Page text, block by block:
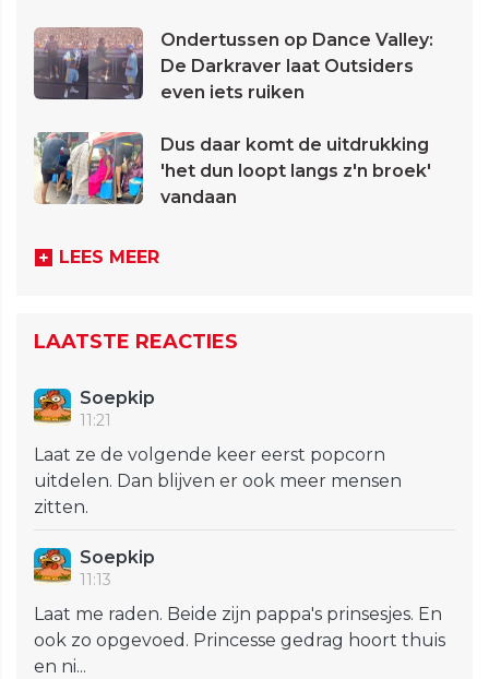
Ondertussen op Dance Valley:
De Darkraver laat Outsiders
even iets ruiken
Dus daar komt de uitdrukking
'het dun loopt langs z'n broek'
vandaan
LEES MEER
LAATSTE REACTIES
Soepkip
11:21
Laat ze de volgende keer eerst popcorn
uitdelen. Dan blijven er ook meer mensen
zitten.
Soepkip
11:13
Laat me raden. Beide zijn pappa's prinsesjes. En
ook zo opgevoed. Princesse gedrag hoort thuis
en ni...